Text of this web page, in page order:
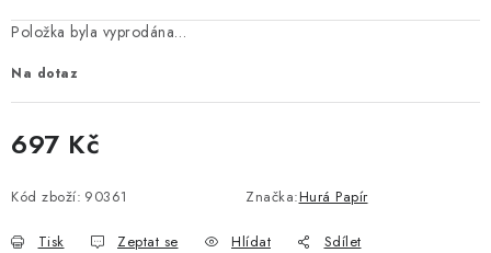
Položka byla vyprodána…
Na dotaz
697 Kč
Kód zboží: 90361 Značka:Hurá Papír
Tisk Zeptat se Hlídat Sdílet